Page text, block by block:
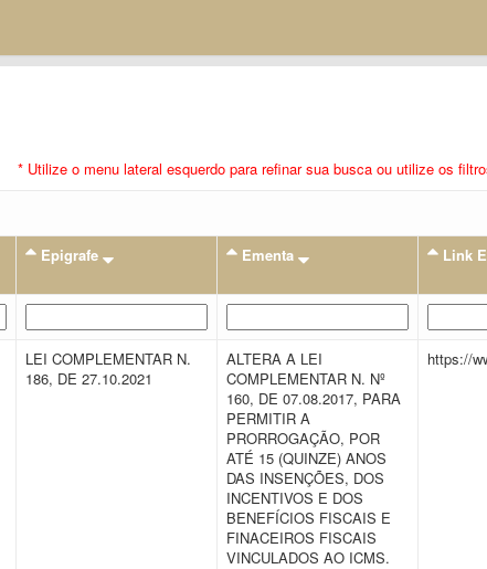
* Utilize o menu lateral esquerdo para refinar sua busca ou utilize os
Epigrafe Ementa Link
LEI COMPLEMENTAR N.
186, DE 27.10.2021
ALTERA A LEI
COMPLEMENTAR N. Nº
160, DE 07.08.2017, PARA
PERMITIR A
PRORROGAÇÃO, POR
ATÉ 15 (QUINZE) ANOS
DAS INSENÇÕES, DOS
INCENTIVOS E DOS
BENEFÍCIOS FISCAIS E
FINACEIROS FISCAIS
VINCULADOS AO ICMS.
https://